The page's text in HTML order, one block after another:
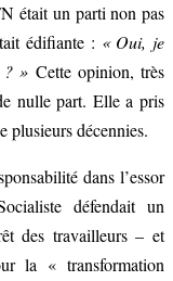
était un parti non pas
édifiante : « Oui, je
? » Cette opinion, très
nulle part. Elle a pris
plusieurs décennies.
dans l’essor
défendait un
des travailleurs – et
la « transformation